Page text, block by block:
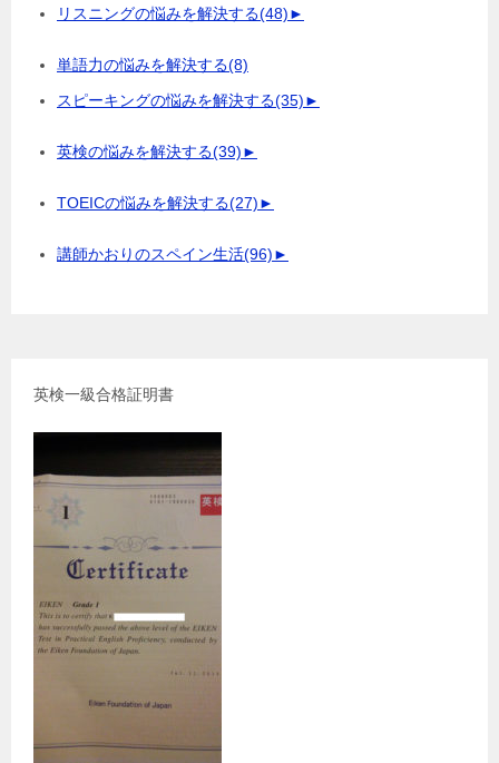
リスニングの悩みを解決する(48)►
単語力の悩みを解決する(8)
スピーキングの悩みを解決する(35)►
英検の悩みを解決する(39)►
TOEICの悩みを解決する(27)►
講師かおりのスペイン生活(96)►
英検一級合格証明書